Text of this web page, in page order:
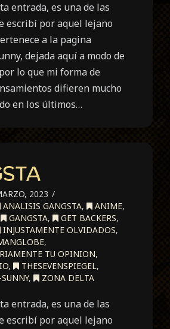
entrada, es una de las
escribí por aquel lejano
a la pagina
dejada aquí a modo de
lo que mi forma de
difieren mucho
en los últimos…
2023
ANALISIS GANGSTA, ANIME,
GANGSTA, GET BACKERS,
INJUSTAMENTE OLVIDADOS,
,
TU OPINION,
, THESEVENSPIEGEL,
, ZONA DELTA
entrada, es una de las
escribí por aquel lejano